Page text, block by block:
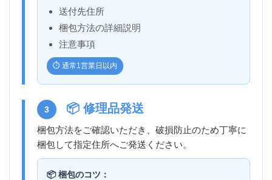
送付先住所
梱包方法の詳細説明
注意事項
⏱️ 通常1営業日以内
3 📦 修理品発送
梱包方法をご確認いただき、破損防止のため丁寧に
梱包して指定住所へご発送ください。
📦 梱包のコツ：